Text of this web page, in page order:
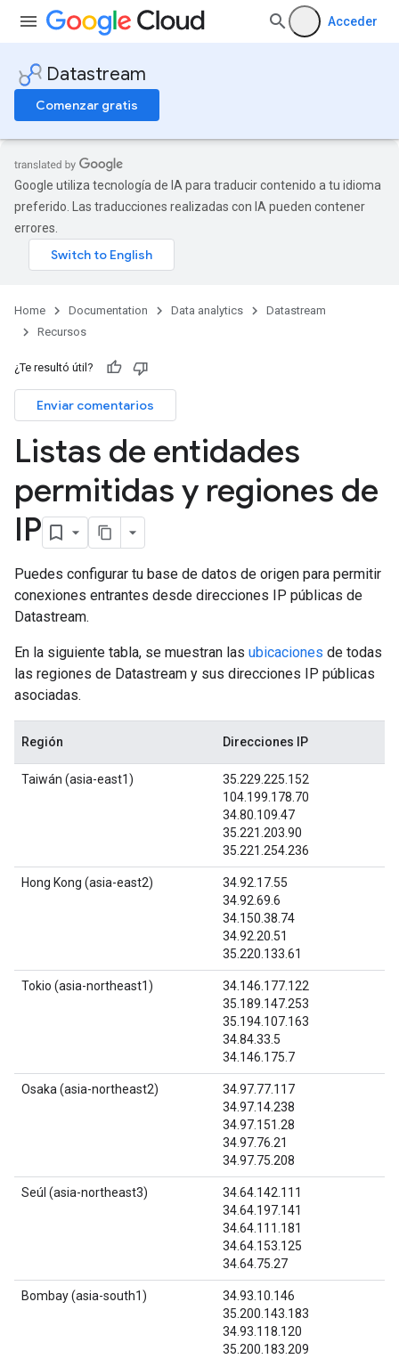
Acceder
Datastream
Comenzar gratis
Google utiliza tecnología de IA para traducir contenido a tu idioma
preferido. Las traducciones realizadas con IA pueden contener
errores.
Home Documentation Data analytics
Datastream
Recursos
¿Te resultó útil?
Enviar comentarios
Listas de entidades
permitidas y regiones de
IP
Puedes configurar tu base de datos de origen para permitir
conexiones entrantes desde direcciones IP públicas de
Datastream.
En la siguiente tabla, se muestran las ubicaciones de todas
las regiones de Datastream y sus direcciones IP públicas
asociadas.
Región Direcciones IP
Taiwán (asia-east1)
35.229.225.152
104.199.178.70
34.80.109.47
35.221.203.90
35.221.254.236
Hong Kong (asia-east2)
34.92.17.55
34.92.69.6
34.150.38.74
34.92.20.51
35.220.133.61
Tokio (asia-northeast1)
34.146.177.122
35.189.147.253
35.194.107.163
34.84.33.5
34.146.175.7
Osaka (asia-northeast2)
34.97.77.117
34.97.14.238
34.97.151.28
34.97.76.21
34.97.75.208
Seúl (asia-northeast3)
34.64.142.111
34.64.197.141
34.64.111.181
34.64.153.125
34.64.75.27
Bombay (asia-south1)
34.93.10.146
35.200.143.183
34.93.118.120
35.200.183.209